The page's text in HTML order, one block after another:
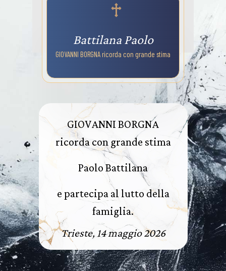
Battilana Paolo
GIOVANNI BORGNA ricorda con grande stima
GIOVANNI BORGNA
ricorda con grande stima
Paolo Battilana
e partecipa al lutto della
famiglia.
Trieste, 14 maggio 2026